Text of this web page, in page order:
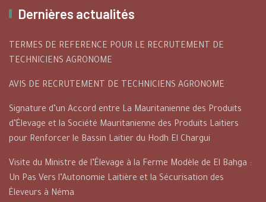
Dernières actualités
TERMES DE REFERENCE POUR LE RECRUTEMENT DE
TECHNICIENS AGRONOME
AVIS DE RECRUTEMENT DE TECHNICIENS AGRONOME
Signature d’un Accord entre La Mauritanienne des Produits
d’Élevage et la Société Mauritanienne des Produits Laitiers
pour Renforcer le Bassin Laitier du Hodh El Chargui
Visite du Ministre de l’Élevage à la Ferme Modèle de El Bahga :
Un Pas Vers l’Autonomie Laitière et la Sécurisation des
Éleveurs à Néma